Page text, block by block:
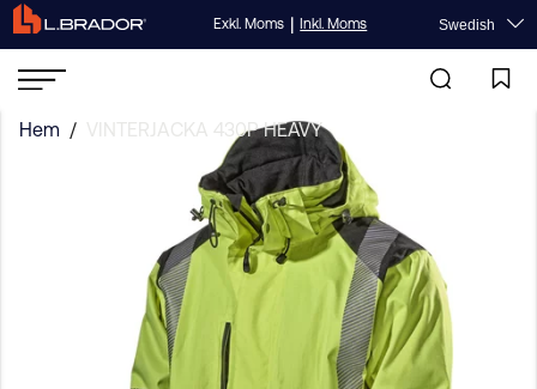
Exkl. Moms | Inkl. Moms Swedish
Hem / VINTERJACKA 430P HEAVY